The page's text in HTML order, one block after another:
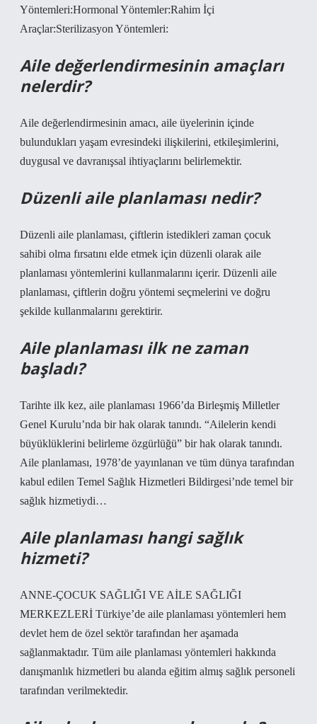
Yöntemleri:Hormonal Yöntemler:Rahim İçi
Araçlar:Sterilizasyon Yöntemleri:
Aile değerlendirmesinin amaçları
nelerdir?
Aile değerlendirmesinin amacı, aile üyelerinin içinde
bulundukları yaşam evresindeki ilişkilerini, etkileşimlerini,
duygusal ve davranışsal ihtiyaçlarını belirlemektir.
Düzenli aile planlaması nedir?
Düzenli aile planlaması, çiftlerin istedikleri zaman çocuk
sahibi olma fırsatını elde etmek için düzenli olarak aile
planlaması yöntemlerini kullanmalarını içerir. Düzenli aile
planlaması, çiftlerin doğru yöntemi seçmelerini ve doğru
şekilde kullanmalarını gerektirir.
Aile planlaması ilk ne zaman
başladı?
Tarihte ilk kez, aile planlaması 1966’da Birleşmiş Milletler
Genel Kurulu’nda bir hak olarak tanındı. “Ailelerin kendi
büyüklüklerini belirleme özgürlüğü” bir hak olarak tanındı.
Aile planlaması, 1978’de yayınlanan ve tüm dünya tarafından
kabul edilen Temel Sağlık Hizmetleri Bildirgesi’nde temel bir
sağlık hizmetiydi…
Aile planlaması hangi sağlık
hizmeti?
ANNE-ÇOCUK SAĞLIĞI VE AİLE SAĞLIĞI
MERKEZLERİ Türkiye’de aile planlaması yöntemleri hem
devlet hem de özel sektör tarafından her aşamada
sağlanmaktadır. Tüm aile planlaması yöntemleri hakkında
danışmanlık hizmetleri bu alanda eğitim almış sağlık personeli
tarafından verilmektedir.